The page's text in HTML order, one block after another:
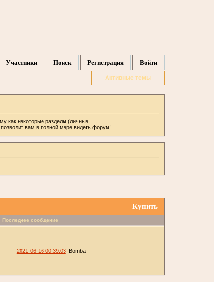
Участники Поиск Регистрация Войти
Активные темы
как некоторые разделы (личные
вам в полной мере видеть форум!
Купить
Последнее сообщение
2021-06-16 00:39:03 Bomba